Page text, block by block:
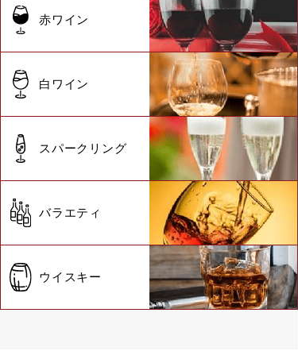
赤ワイン
白ワイン
スパークリング
バラエティ
ウイスキー